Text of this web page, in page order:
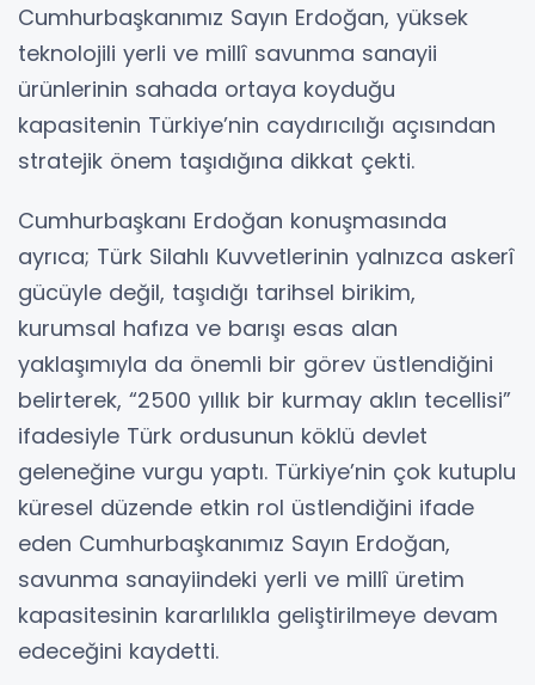
Cumhurbaşkanımız Sayın Erdoğan, yüksek
teknolojili yerli ve millî savunma sanayii
ürünlerinin sahada ortaya koyduğu
kapasitenin Türkiye’nin caydırıcılığı açısından
stratejik önem taşıdığına dikkat çekti.
Cumhurbaşkanı Erdoğan konuşmasında
ayrıca; Türk Silahlı Kuvvetlerinin yalnızca askerî
gücüyle değil, taşıdığı tarihsel birikim,
kurumsal hafıza ve barışı esas alan
yaklaşımıyla da önemli bir görev üstlendiğini
belirterek, “2500 yıllık bir kurmay aklın tecellisi”
ifadesiyle Türk ordusunun köklü devlet
geleneğine vurgu yaptı. Türkiye’nin çok kutuplu
küresel düzende etkin rol üstlendiğini ifade
eden Cumhurbaşkanımız Sayın Erdoğan,
savunma sanayiindeki yerli ve millî üretim
kapasitesinin kararlılıkla geliştirilmeye devam
edeceğini kaydetti.